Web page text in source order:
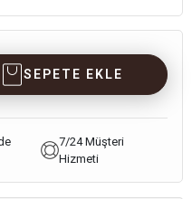
SEPETE EKLE
7/24 Müşteri
Hizmeti